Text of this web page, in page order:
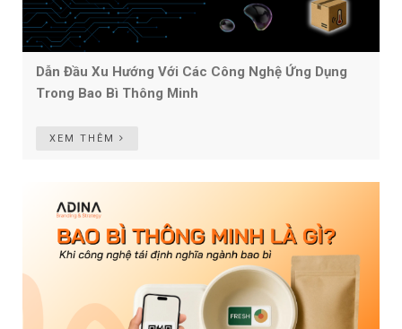
Dẫn Đầu Xu Hướng Với Các Công Nghệ Ứng Dụng
Trong Bao Bì Thông Minh
XEM THÊM